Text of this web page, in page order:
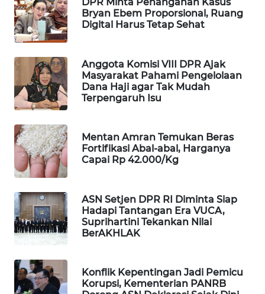
DPR Minta Penanganan Kasus
Bryan Ebem Proporsional, Ruang
Digital Harus Tetap Sehat
Anggota Komisi VIII DPR Ajak
Masyarakat Pahami Pengelolaan
Dana Haji agar Tak Mudah
Terpengaruh Isu
Mentan Amran Temukan Beras
Fortifikasi Abal-abal, Harganya
Capai Rp 42.000/Kg
ASN Setjen DPR RI Diminta Siap
Hadapi Tantangan Era VUCA,
Suprihartini Tekankan Nilai
BerAKHLAK
Konflik Kepentingan Jadi Pemicu
Korupsi, Kementerian PANRB
Media
Group
NEWS
WAHANA
TANI
WAHANA
ADVOKAT
INFRASTRUKTUR
WAHANA
KONSUMEN
WAHANA
LISTRIK